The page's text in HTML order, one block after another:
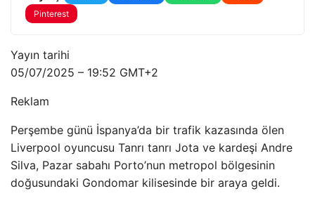
Pinterest
Yayın tarihi
05/07/2025 – 19:52 GMT+2
Reklam
Perşembe günü İspanya’da bir trafik kazasında ölen
Liverpool oyuncusu Tanrı tanrı Jota ve kardeşi Andre
Silva, Pazar sabahı Porto’nun metropol bölgesinin
doğusundaki Gondomar kilisesinde bir araya geldi.